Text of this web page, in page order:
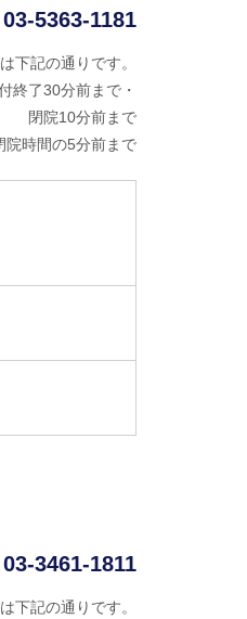
03-5363-1181
下記の通りです。
終了30分前まで・
閉院10分前まで
院時間の5分前まで
03-3461-1811
下記の通りです。